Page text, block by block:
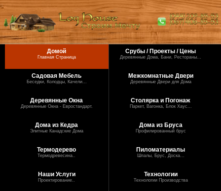
Домой
Главная Страница
Срубы / Проекты / Цены
Деревянные Дома, Бани, Рестораны...
Садовая Мебель
Беседки, Колодцы, Качели...
Межкомнатные Двери
Деревянные Двери для Дома
Деревянные Окна
Деревянные Окна - Евростандарт.
Столярка и Погонаж
Паркет, Вагонка, Блок Хаус...
Дома из Кедра
Элитные Канадские Дома
Дома из Бруса
Профилированный брус
Термодерево
Термодревесина..
Пиломатериалы
Шпалы, Брус, Доска...
Наши Услуги
Проектирование..
Технологии
Технологии Производства